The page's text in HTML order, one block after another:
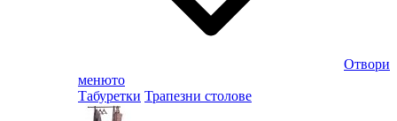
Отвори
менюто
Табуретки Трапезни столове